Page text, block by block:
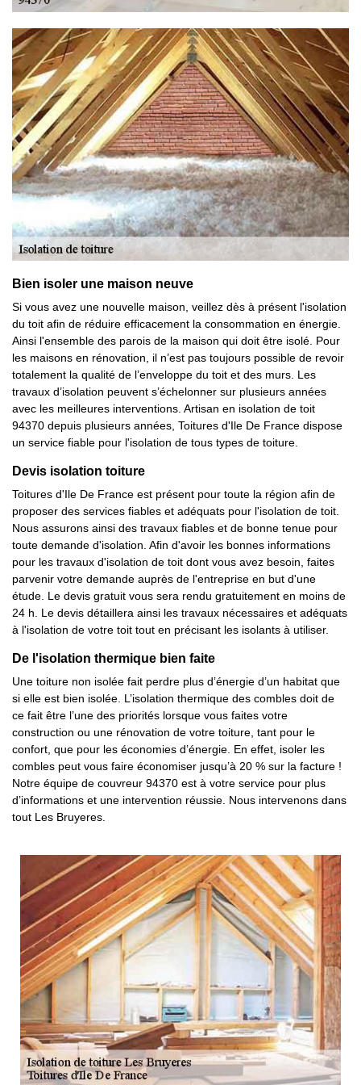
Bien isoler une maison neuve
Si vous avez une nouvelle maison, veillez dès à présent l'isolation
du toit afin de réduire efficacement la consommation en énergie.
Ainsi l'ensemble des parois de la maison qui doit être isolé. Pour
les maisons en rénovation, il n’est pas toujours possible de revoir
totalement la qualité de l’enveloppe du toit et des murs. Les
travaux d’isolation peuvent s’échelonner sur plusieurs années
avec les meilleures interventions. Artisan en isolation de toit
94370 depuis plusieurs années, Toitures d'Ile De France dispose
un service fiable pour l'isolation de tous types de toiture.
Devis isolation toiture
Toitures d'Ile De France est présent pour toute la région afin de
proposer des services fiables et adéquats pour l'isolation de toit.
Nous assurons ainsi des travaux fiables et de bonne tenue pour
toute demande d'isolation. Afin d'avoir les bonnes informations
pour les travaux d'isolation de toit dont vous avez besoin, faites
parvenir votre demande auprès de l'entreprise en but d'une
étude. Le devis gratuit vous sera rendu gratuitement en moins de
24 h. Le devis détaillera ainsi les travaux nécessaires et adéquats
à l'isolation de votre toit tout en précisant les isolants à utiliser.
De l'isolation thermique bien faite
Une toiture non isolée fait perdre plus d’énergie d’un habitat que
si elle est bien isolée. L’isolation thermique des combles doit de
ce fait être l’une des priorités lorsque vous faites votre
construction ou une rénovation de votre toiture, tant pour le
confort, que pour les économies d’énergie. En effet, isoler les
combles peut vous faire économiser jusqu’à 20 % sur la facture !
Notre équipe de couvreur 94370 est à votre service pour plus
d’informations et une intervention réussie. Nous intervenons dans
tout Les Bruyeres.